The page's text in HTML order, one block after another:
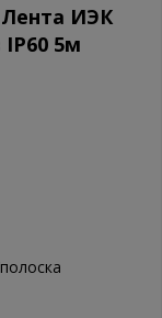
Лента ИЭК
IP60 5м